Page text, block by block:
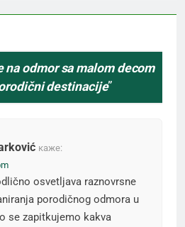
na odmor sa malom decom
destinacije”
каже:
osvetljava raznovrsne
porodičnog odmora u
se zapitkujemo kakva